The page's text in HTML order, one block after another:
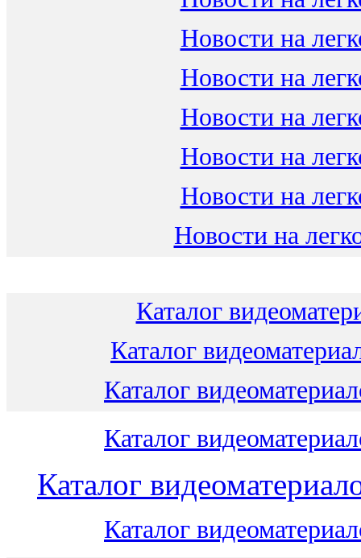
Новости на
Новости на
Новости на
Новости на
Новости на
Новости на
Каталог
Каталог
Каталог
Каталог
Каталог
Каталог